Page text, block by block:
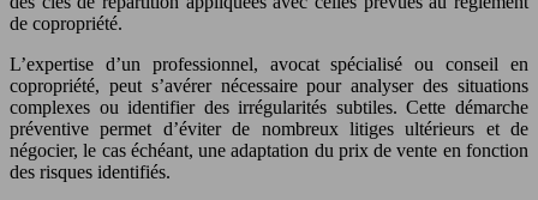
de copropriété.
L’expertise d’un professionnel, avocat spécialisé ou conseil en
copropriété, peut s’avérer nécessaire pour analyser des situations
complexes ou identifier des irrégularités subtiles. Cette démarche
préventive permet d’éviter de nombreux litiges ultérieurs et de
négocier, le cas échéant, une adaptation du prix de vente en fonction
des risques identifiés.